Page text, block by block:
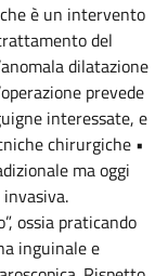
è un intervento
del
dilatazione
prevede
interessate, e
chirurgiche •
ma oggi
ossia praticando
inguinale e